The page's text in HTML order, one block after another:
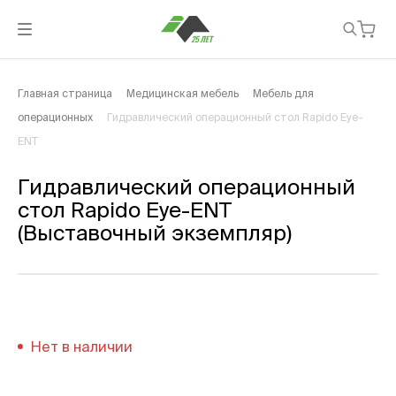
Главная страница Медицинская мебель Мебель для
операционных Гидравлический операционный стол Rapido Eye-
ENT
Гидравлический операционный
стол Rapido Eye-ENT
(Выставочный экземпляр)
Нет в наличии